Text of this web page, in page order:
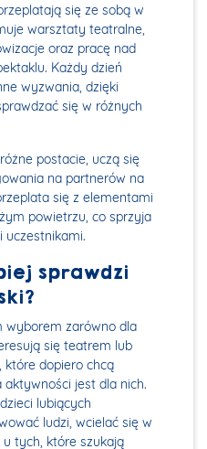
się ze sobą w
warsztaty teatralne,
oraz pracę nad
Każdy dzień
wyzwania, dzięki
się w różnych
postacie, uczą się
na partnerów na
się z elementami
powietrzu, co sprzyja
uczestnikami.
sprawdzi
wyborem zarówno dla
się teatrem lub
dopiero chcą
jest dla nich.
lubiących
ludzi, wcielać się w
tych, które szukają